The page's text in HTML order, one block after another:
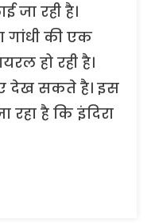
जा रही है।
गांधी की एक
हो रही है।
देख सकते है। इस
रहा है कि इंदिरा